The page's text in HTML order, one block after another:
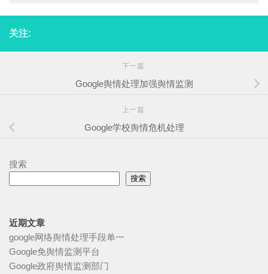
关注:
下一篇
Google舆情处理加强舆情监测
上一篇
Google学校舆情危机处理
搜索
搜索
近期文章
google网络舆情处理手段单一
Google免舆情监测平台
Google政府舆情监测部门